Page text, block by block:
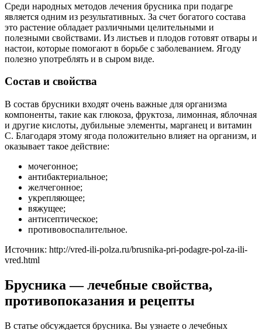
Среди народных методов лечения брусника при подагре
является одним из результативных. За счет богатого состава
это растение обладает различными целительными и
полезными свойствами. Из листьев и плодов готовят отвары и
настои, которые помогают в борьбе с заболеванием. Ягоду
полезно употреблять и в сыром виде.
Состав и свойства
В состав брусники входят очень важные для организма
компоненты, такие как глюкоза, фруктоза, лимонная, яблочная
и другие кислоты, дубильные элементы, марганец и витамин
С. Благодаря этому ягода положительно влияет на организм, и
оказывает такое действие:
мочегонное;
антибактериальное;
желчегонное;
укрепляющее;
вяжущее;
антисептическое;
противовоспалительное.
Источник: http://vred-ili-polza.ru/brusnika-pri-podagre-pol-za-ili-
vred.html
Брусника — лечебные свойства,
противопоказания и рецепты
В статье обсуждается брусника. Вы узнаете о лечебных